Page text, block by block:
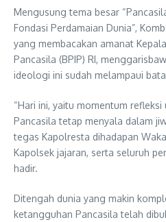
Mengusung tema besar
Fondasi Perdamaian Dunia”,
yang membacakan amanat
Pancasila (BPIP) RI,
ideologi ini sudah melampaui
“Hari ini, yaitu momentum
Pancasila tetap menyala dalam
tegas Kapolresta dihadapan
Kapolsek jajaran, serta seluruh
hadir.
Ditengah dunia yang makin
ketangguhan Pancasila telah